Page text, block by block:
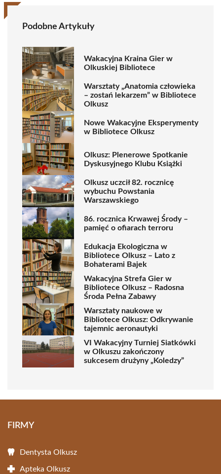
Podobne Artykuły
Wakacyjna Kraina Gier w
Olkuskiej Bibliotece
Warsztaty „Anatomia człowieka
– zostań lekarzem” w Bibliotece
Olkusz
Nowe Wakacyjne Eksperymenty
w Bibliotece Olkusz
Olkusz: Plenerowe Spotkanie
Dyskusyjnego Klubu Książki
Olkusz uczcił 82. rocznicę
wybuchu Powstania
Warszawskiego
86. rocznica Krwawej Środy –
pamięć o ofiarach terroru
Edukacja Ekologiczna w
Bibliotece Olkusz – Lato z
Bohaterami Bajek
Wakacyjna Strefa Gier w
Bibliotece Olkusz – Radosna
Środa Pełna Zabawy
Warsztaty naukowe w
Bibliotece Olkusz: Odkrywanie
tajemnic aeronautyki
VI Wakacyjny Turniej Siatkówki
w Olkuszu zakończony
sukcesem drużyny „Koledzy”
FIRMY
Dentysta Olkusz
Apteka Olkusz